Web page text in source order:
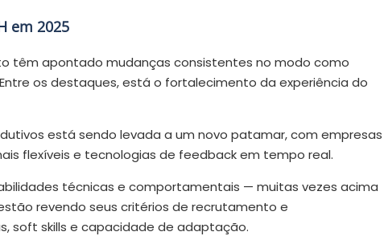
em 2025
têm apontado mudanças consistentes no modo como
os destaques, está o fortalecimento da experiência do
está sendo levada a um novo patamar, com empresas
flexíveis e tecnologias de feedback em tempo real.
técnicas e comportamentais — muitas vezes acima
revendo seus critérios de recrutamento e
soft skills e capacidade de adaptação.